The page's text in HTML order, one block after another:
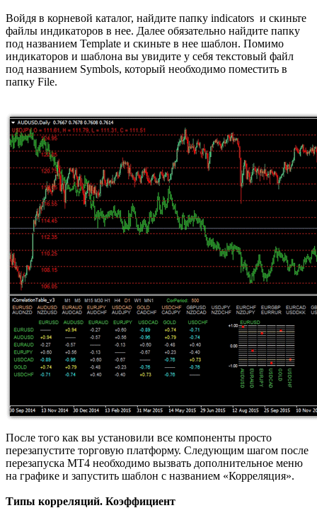
Войдя в корневой каталог, найдите папку indicators и скиньте
файлы индикаторов в нее. Далее обязательно найдите папку
под названием Template и скиньте в нее шаблон. Помимо
индикаторов и шаблона вы увидите у себя текстовый файл
под названием Symbols, который необходимо поместить в
папку File.
После того как вы установили все компоненты просто
перезапустите торговую платформу. Следующим шагом после
перезапуска МТ4 необходимо вызвать дополнительное меню
на графике и запустить шаблон с названием «Корреляция».
Типы корреляций. Коэффициент